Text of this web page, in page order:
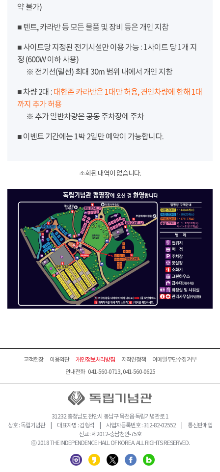
약 불가)
■ 텐트, 카라반 등 모든 물품 및 장비 등은 개인 지참
■ 사이트당 지정된 전기시설만 이용 가능 : 1사이트 당 1개 지
정 (600W 이하 사용)
※ 전기선(릴선) 최대 30m 범위 내에서 개인 지참
■ 차량 2대 : 대한존 카라반은 1대만 허용, 견인차량에 한해 1대
까지 추가 허용
※ 추가 일반차량은 공동 주차장에 주차
■ 이벤트 기간에는 1박 2일만 예약이 가능합니다.
조회된 내역이 없습니다.
고객헌장 이용약관 개인정보처리방침 저작권정책
이메일무단수집거부
안내전화 041-560-0713, 041-560-0625
31232 충청남도 천안시 동남구 목천읍 독립기념관로 1
상호 : 독립기념관 | 대표자명 : 김형석 | 사업자등록번호 : 312-82-02552 | 통신판매업
신고 : 제2012-충남천안-75호
ⓒ 2018 THE INDEPENDENCE HALL OF KOREA. ALL RIGHTS RESERVED.